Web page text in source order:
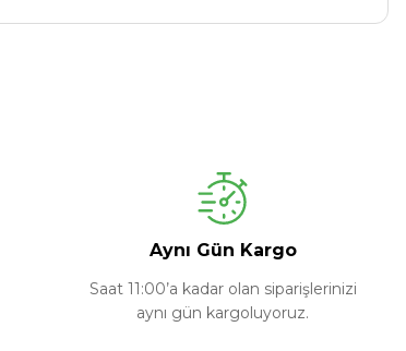
Aynı Gün Kargo
Saat 11:00’a kadar olan siparişlerinizi
aynı gün kargoluyoruz.